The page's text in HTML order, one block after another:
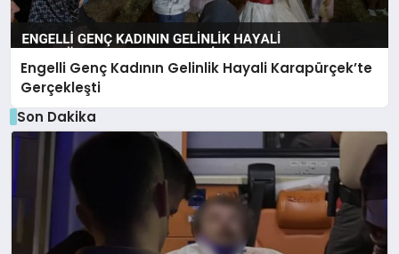
Engelli Genç Kadının Gelinlik Hayali Karapürçek’te
Gerçekleşti
Son Dakika